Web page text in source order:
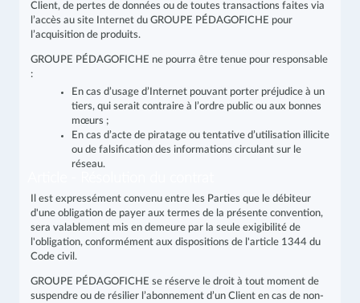
Client, de pertes de données ou de toutes transactions faites via
l’accès au site Internet du GROUPE PÉDAGOFICHE pour
l’acquisition de produits.
GROUPE PÉDAGOFICHE ne pourra être tenue pour responsable
:
En cas d’usage d’Internet pouvant porter préjudice à un
tiers, qui serait contraire à l’ordre public ou aux bonnes
mœurs ;
En cas d’acte de piratage ou tentative d’utilisation illicite
ou de falsification des informations circulant sur le
réseau.
Il est expressément convenu entre les Parties que le débiteur
d'une obligation de payer aux termes de la présente convention,
sera valablement mis en demeure par la seule exigibilité de
l'obligation, conformément aux dispositions de l'article 1344 du
Code civil.
GROUPE PÉDAGOFICHE se réserve le droit à tout moment de
suspendre ou de résilier l’abonnement d’un Client en cas de non-